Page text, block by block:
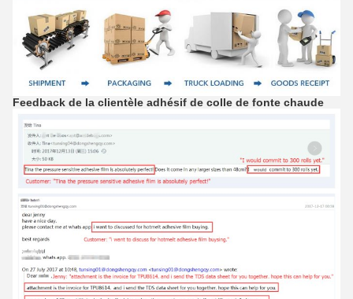
Feedback de la clientèle adhésif de colle de fonte chaude